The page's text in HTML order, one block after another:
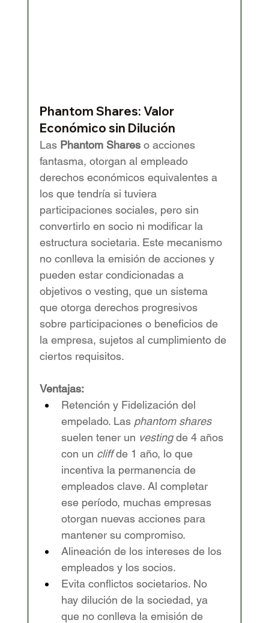
Phantom Shares: Valor
Económico sin Dilución
Las Phantom Shares o acciones
fantasma, otorgan al empleado
derechos económicos equivalentes a
los que tendría si tuviera
participaciones sociales, pero sin
convertirlo en socio ni modificar la
estructura societaria. Este mecanismo
no conlleva la emisión de acciones y
pueden estar condicionadas a
objetivos o vesting, que un sistema
que otorga derechos progresivos
sobre participaciones o beneficios de
la empresa, sujetos al cumplimiento de
ciertos requisitos.
Ventajas:
Retención y Fidelización del
empelado. Las phantom shares
suelen tener un vesting de 4 años
con un cliff de 1 año, lo que
incentiva la permanencia de
empleados clave. Al completar
ese período, muchas empresas
otorgan nuevas acciones para
mantener su compromiso.
Alineación de los intereses de los
empleados y los socios.
Evita conflictos societarios. No
hay dilución de la sociedad, ya
que no conlleva la emisión de